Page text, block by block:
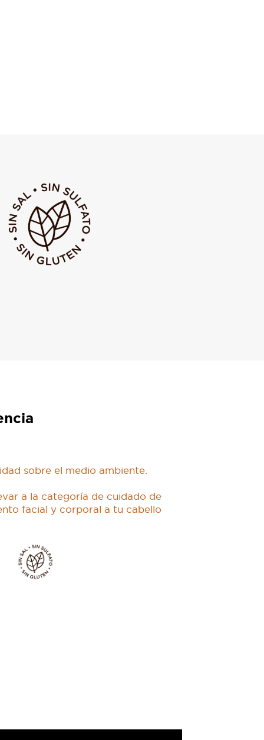
sobre el medio ambiente.
a la categoría de cuidado de
facial y corporal a tu cabello